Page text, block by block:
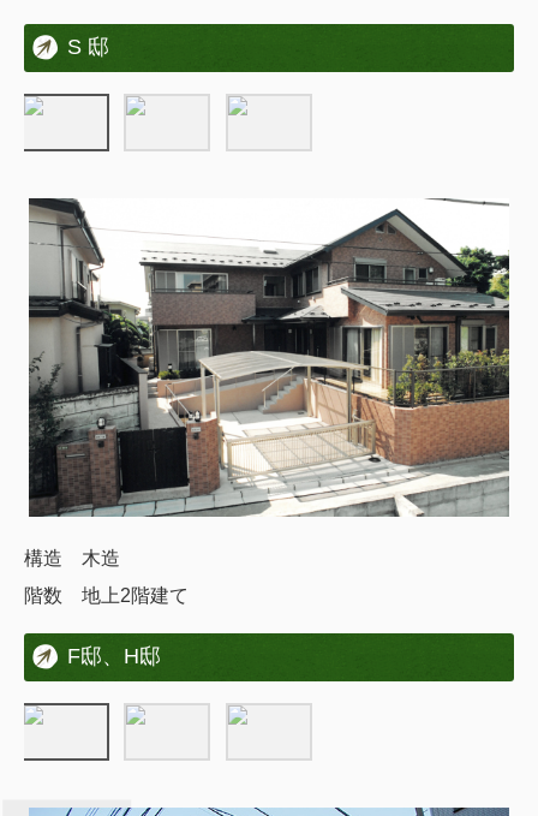
S 邸
構造 木造
階数 地上2階建て
F邸、H邸